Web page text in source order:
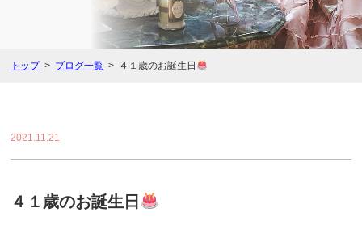
トップ ブログ一覧 ４１歳のお誕生日
2021.11.21
４１歳のお誕生日